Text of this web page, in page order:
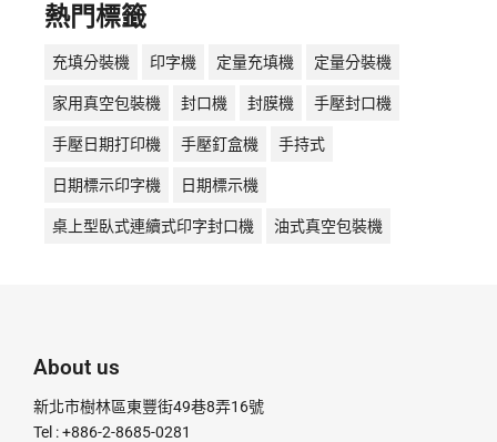
熱門標籤
充填分裝機 印字機 定量充填機 定量分裝機
家用真空包裝機 封口機 封膜機 手壓封口機
手壓日期打印機 手壓釘盒機 手持式
日期標示印字機 日期標示機
桌上型臥式連續式印字封口機 油式真空包裝機
計量分裝機 超音波釘盒機
About us
新北市樹林區東豐街49巷8弄16號
Tel : +886-2-8685-0281